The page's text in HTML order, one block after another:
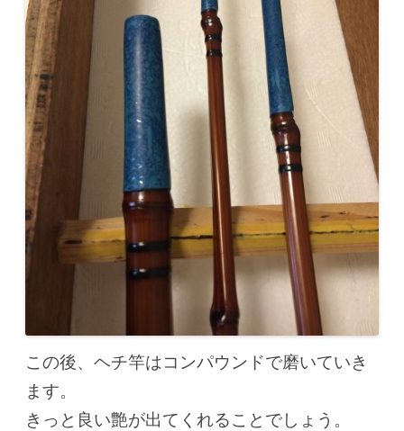
この後、ヘチ竿はコンパウンドで磨いていき
ます。
きっと良い艶が出てくれることでしょう。